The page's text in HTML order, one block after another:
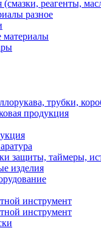
реагенты,
разное
материалы
трубки,
продукция
защиты, таймеры,
изделия
инструмент
инструмент